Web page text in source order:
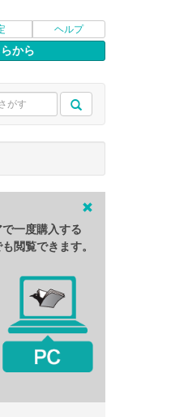
ヘルプ
から
一度購入する
閲覧できます。